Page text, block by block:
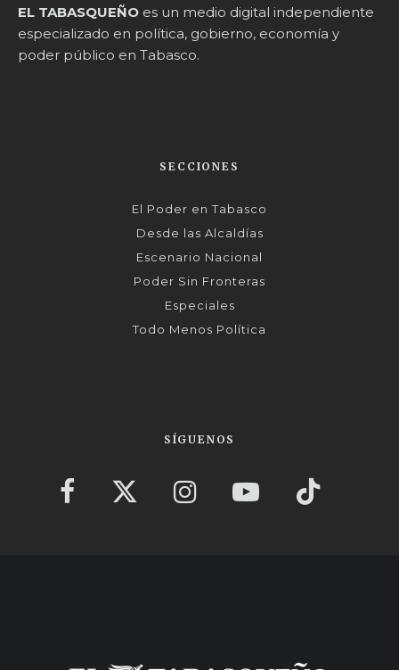
EL TABASQUEÑO es un medio digital independiente
especializado en política, gobierno, economía y
poder público en Tabasco.
SECCIONES
El Poder en Tabasco
Desde las Alcaldías
Escenario Nacional
Poder Sin Fronteras
Especiales
Todo Menos Política
SÍGUENOS